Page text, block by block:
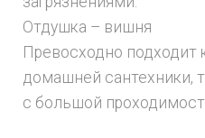
Отдушка – вишня
Превосходно подходит
домашней сантехники,
с большой